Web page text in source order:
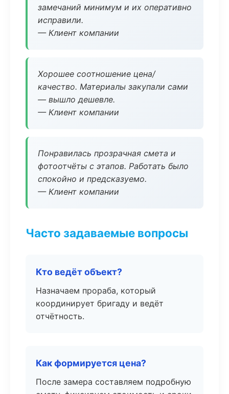
замечаний минимум и их оперативно
исправили.
— Клиент компании
Хорошее соотношение цена/
качество. Материалы закупали сами
— вышло дешевле.
— Клиент компании
Понравилась прозрачная смета и
фотоотчёты с этапов. Работать было
спокойно и предсказуемо.
— Клиент компании
Часто задаваемые вопросы
Кто ведёт объект?
Назначаем прораба, который
координирует бригаду и ведёт
отчётность.
Как формируется цена?
После замера составляем подробную